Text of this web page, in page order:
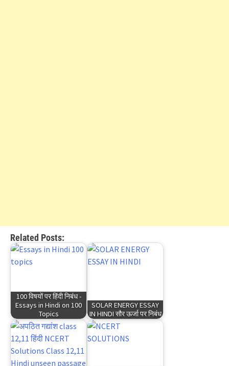
Related Posts:
100 विषयों पर हिंदी निबंध -
Essays in Hindi on 100
Topics
SOLAR ENERGY ESSAY
IN HINDI सौर ऊर्जा पर निबंध